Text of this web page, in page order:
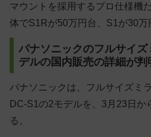
マウントを採用するプロ仕様機
体でS1Rが50万円台、S1が30万
パナソニックのフルサイ
デルの国内販売の詳細が判
パナソニックは、フルサイズミ
DC-S1の2モデルを、3月23日か
る。